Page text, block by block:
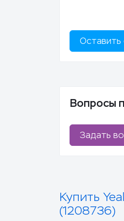
Оставить
Вопросы
Задать
Купить
(1208736)